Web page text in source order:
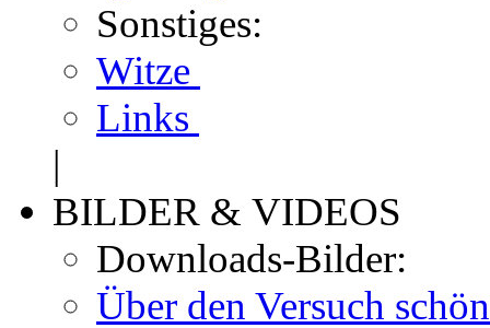
Sonstiges:
Witze
Links
|
BILDER & VIDEOS
Downloads-Bilder:
Über den Versuch